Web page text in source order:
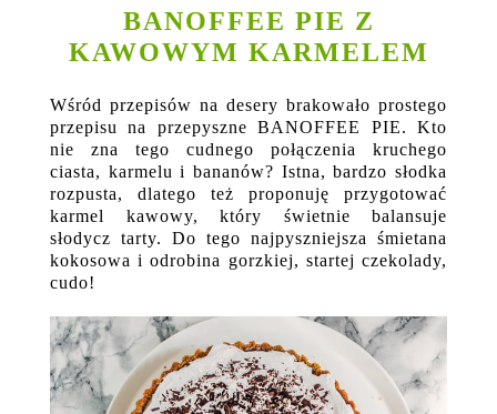
BANOFFEE PIE Z
KAWOWYM KARMELEM
Wśród przepisów na desery brakowało prostego
przepisu na przepyszne BANOFFEE PIE. Kto
nie zna tego cudnego połączenia kruchego
ciasta, karmelu i bananów? Istna, bardzo słodka
rozpusta, dlatego też proponuję przygotować
karmel kawowy, który świetnie balansuje
słodycz tarty. Do tego najpyszniejsza śmietana
kokosowa i odrobina gorzkiej, startej czekolady,
cudo!